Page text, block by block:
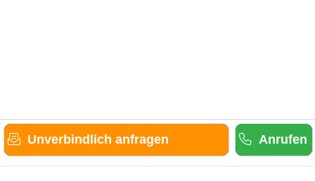
Unverbindlich anfragen Anrufen